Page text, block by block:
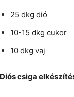
25 dkg dió
10-15 dkg cukor
10 dkg vaj
Diós csiga